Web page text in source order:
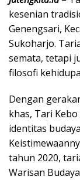
kesenian
Genengsari,
Sukoharjo.
semata, tetapi
filosofi
Dengan
khas, Tari
identitas
tahun 2020,
Warisan